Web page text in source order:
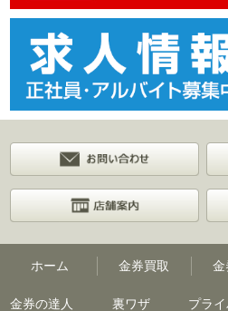
ホーム 金券買取 金
金券の達人 裏ワザ プラ